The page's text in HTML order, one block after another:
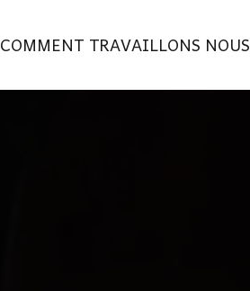
COMMENT TRAVAILLONS NOUS